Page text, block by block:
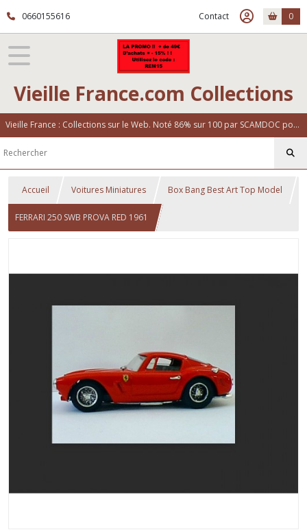
0660155616 Contact 0
Vieille France.com Collections
Vieille France : Collections sur le Web. Noté 86% sur 100 par SCAMDOC pour notre fiabilité
Accueil Voitures Miniatures Box Bang Best Art Top Model
FERRARI 250 SWB PROVA RED 1961